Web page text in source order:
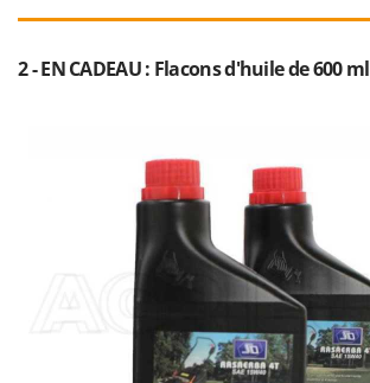
2 - EN CADEAU : Flacons d'huile de 600 ml